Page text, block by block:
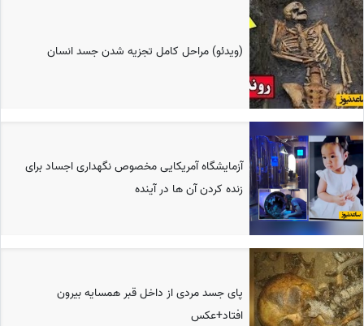
(ویدئو) مراحل کامل تجزیه شدن جسد انسان
آزمایشگاه آمریکایی مخصوص نگهداری اجساد برای
زنده کردن آن ها در آینده
پای جسد مردی از داخل قبر همسایه بیرون
افتاد+عکس